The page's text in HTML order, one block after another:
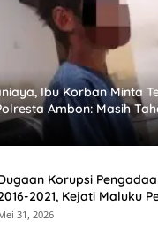
Ibu Korban Minta
Ambon: Masih
Korupsi
2021, Kejati Maluku
31, 2026